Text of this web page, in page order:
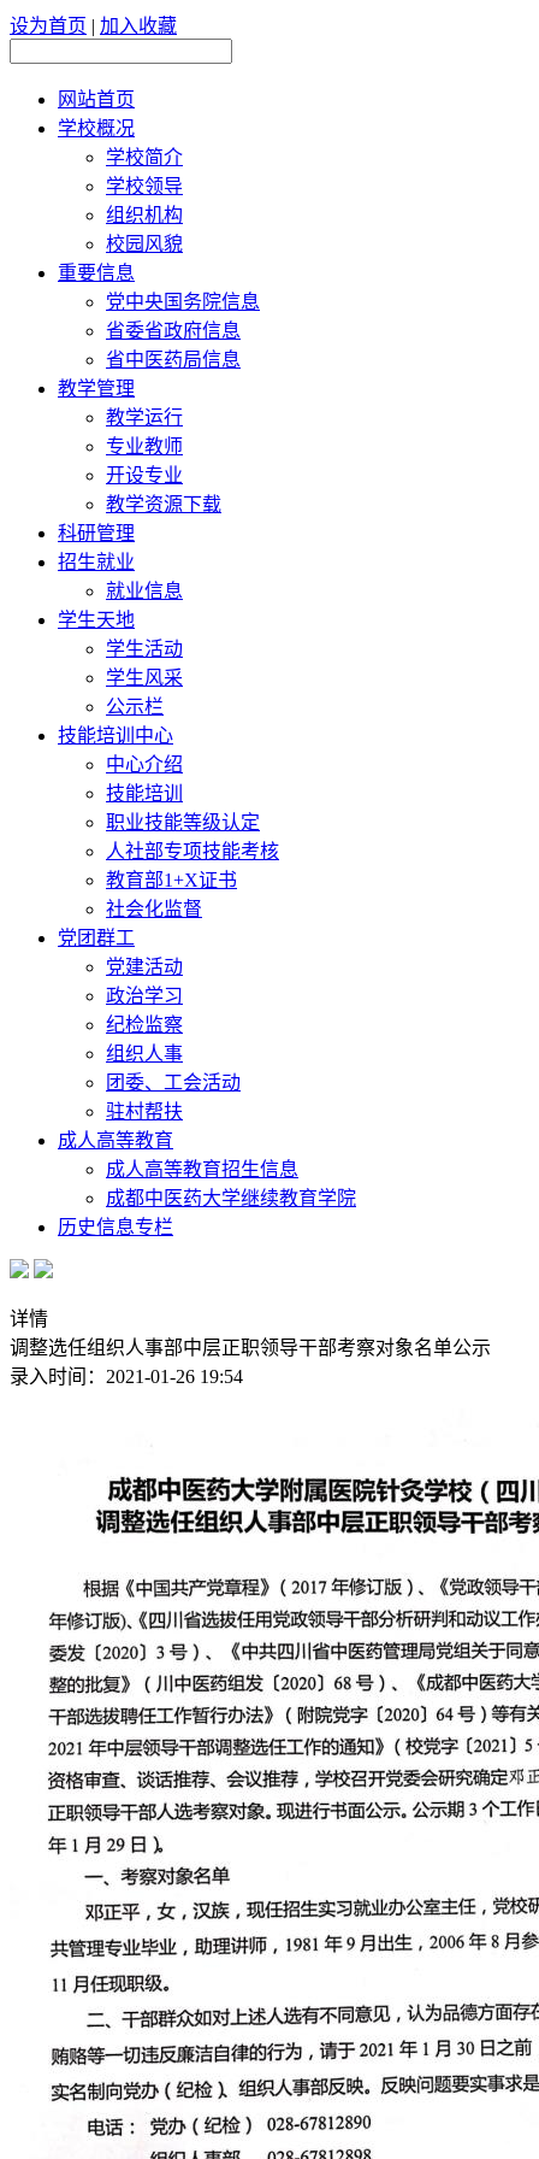
设为首页 | 加入收藏
网站首页
学校概况
学校简介
学校领导
组织机构
校园风貌
重要信息
党中央国务院信息
省委省政府信息
省中医药局信息
教学管理
教学运行
专业教师
开设专业
教学资源下载
科研管理
招生就业
就业信息
学生天地
学生活动
学生风采
公示栏
技能培训中心
中心介绍
技能培训
职业技能等级认定
人社部专项技能考核
教育部1+X证书
社会化监督
党团群工
党建活动
政治学习
纪检监察
组织人事
团委、工会活动
驻村帮扶
成人高等教育
成人高等教育招生信息
成都中医药大学继续教育学院
历史信息专栏
详情
调整选任组织人事部中层正职领导干部考察对象名单公示
录入时间：2021-01-26 19:54